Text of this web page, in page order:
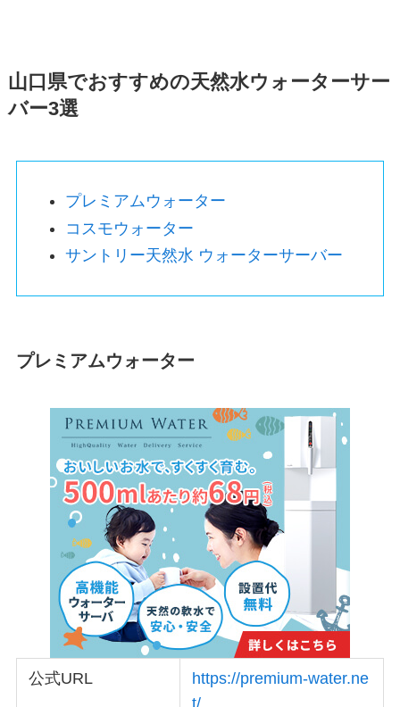
山口県でおすすめの天然水ウォーターサー
バー3選
プレミアムウォーター
コスモウォーター
サントリー天然水 ウォーターサーバー
プレミアムウォーター
公式URL
https://premium-water.ne